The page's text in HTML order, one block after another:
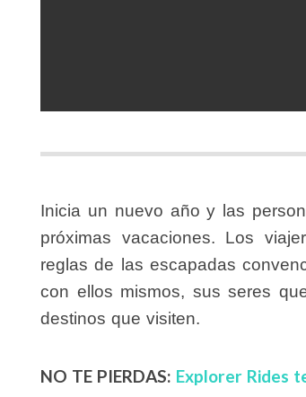
Inicia un nuevo año y las
próximas vacaciones. Los
reglas de las escapadas
con ellos mismos, sus seres
destinos que visiten.
NO TE PIERDAS: Explorer Rides